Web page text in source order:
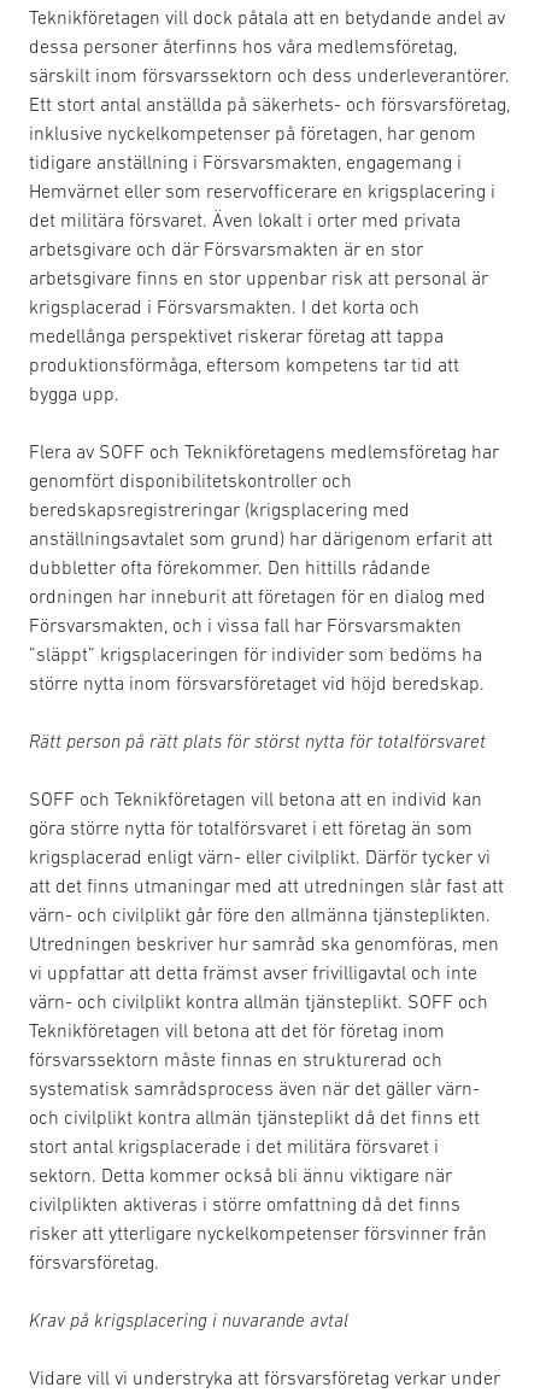
Teknikföretagen vill dock påtala att en betydande andel av
dessa personer återfinns hos våra medlemsföretag,
särskilt inom försvarssektorn och dess underleverantörer.
Ett stort antal anställda på säkerhets- och försvarsföretag,
inklusive nyckelkompetenser på företagen, har genom
tidigare anställning i Försvarsmakten, engagemang i
Hemvärnet eller som reservofficerare en krigsplacering i
det militära försvaret. Även lokalt i orter med privata
arbetsgivare och där Försvarsmakten är en stor
arbetsgivare finns en stor uppenbar risk att personal är
krigsplacerad i Försvarsmakten. I det korta och
medellånga perspektivet riskerar företag att tappa
produktionsförmåga, eftersom kompetens tar tid att
bygga upp.
Flera av SOFF och Teknikföretagens medlemsföretag har
genomfört disponibilitetskontroller och
beredskapsregistreringar (krigsplacering med
anställningsavtalet som grund) har därigenom erfarit att
dubbletter ofta förekommer. Den hittills rådande
ordningen har inneburit att företagen för en dialog med
Försvarsmakten, och i vissa fall har Försvarsmakten
”släppt” krigsplaceringen för individer som bedöms ha
större nytta inom försvarsföretaget vid höjd beredskap.
Rätt person på rätt plats för störst nytta för totalförsvaret
SOFF och Teknikföretagen vill betona att en individ kan
göra större nytta för totalförsvaret i ett företag än som
krigsplacerad enligt värn- eller civilplikt. Därför tycker vi
att det finns utmaningar med att utredningen slår fast att
värn- och civilplikt går före den allmänna tjänsteplikten.
Utredningen beskriver hur samråd ska genomföras, men
vi uppfattar att detta främst avser frivilligavtal och inte
värn- och civilplikt kontra allmän tjänsteplikt. SOFF och
Teknikföretagen vill betona att det för företag inom
försvarssektorn måste finnas en strukturerad och
systematisk samrådsprocess även när det gäller värn-
och civilplikt kontra allmän tjänsteplikt då det finns ett
stort antal krigsplacerade i det militära försvaret i
sektorn. Detta kommer också bli ännu viktigare när
civilplikten aktiveras i större omfattning då det finns
risker att ytterligare nyckelkompetenser försvinner från
försvarsföretag.
Krav på krigsplacering i nuvarande avtal
Vidare vill vi understryka att försvarsföretag verkar under